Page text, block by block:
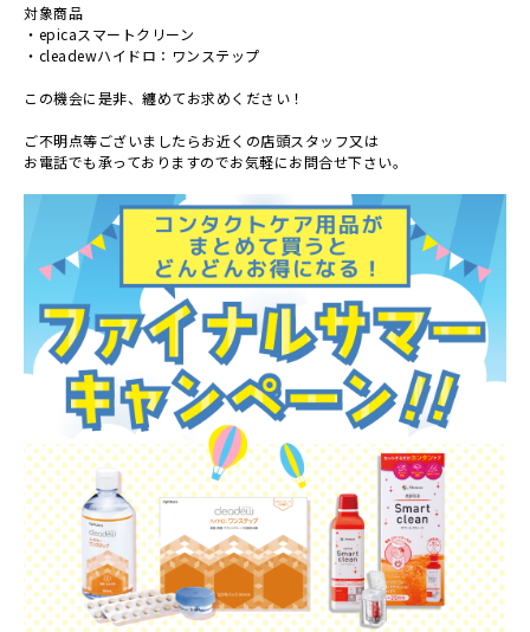
対象商品
・epicaスマートクリーン
・cleadewハイドロ：ワンステップ
この機会に是非、纏めてお求めください！
ご不明点等ございましたらお近くの店頭スタッフ又は
お電話でも承っておりますのでお気軽にお問合せ下さい。